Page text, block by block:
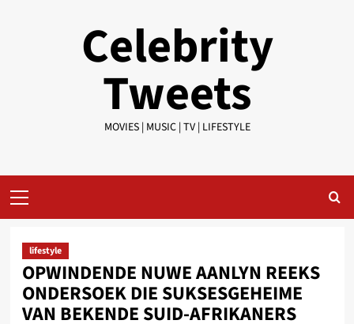
Celebrity
Tweets
MOVIES | MUSIC | TV | LIFESTYLE
Menu
lifestyle
OPWINDENDE NUWE AANLYN REEKS
ONDERSOEK DIE SUKSESGEHEIME
VAN BEKENDE SUID-AFRIKANERS